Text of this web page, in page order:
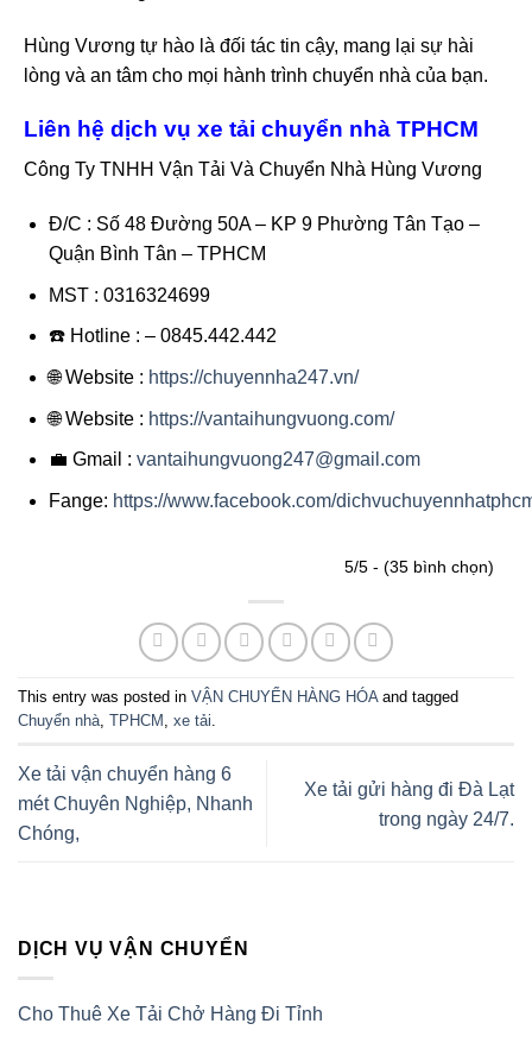
DỊCH VỤ VẬN CHUYỂN
Cho Thuê Xe Tải Chở Hàng Đi Tỉnh
Hùng Vương tự hào là đối tác tin cậy, mang lại sự hài
lòng và an tâm cho mọi hành trình chuyển nhà của bạn.
Liên hệ dịch vụ xe tải chuyển nhà TPHCM
Công Ty TNHH Vận Tải Và Chuyển Nhà Hùng Vương
Đ/C : Số 48 Đường 50A – KP 9 Phường Tân Tạo –
Quận Bình Tân – TPHCM
MST : 0316324699
☎️ Hotline : – 0845.442.442
🌐 Website : https://chuyennha247.vn/
🌐 Website : https://vantaihungvuong.com/
💼 Gmail : vantaihungvuong247@gmail.com
Fange: https://www.facebook.com/
5/5 - (35 bình chọn)
This entry was posted in VẬN CHUYỂN HÀNG HÓAand tagged
Chuyển nhà, TPHCM , xe tải.
Xe tải vận chuyển hàng 6
mét Chuyên Nghiệp, Nhanh
Chóng,
Xe tải gửi hàng đi Đà Lạt
trong ngày 24/7.